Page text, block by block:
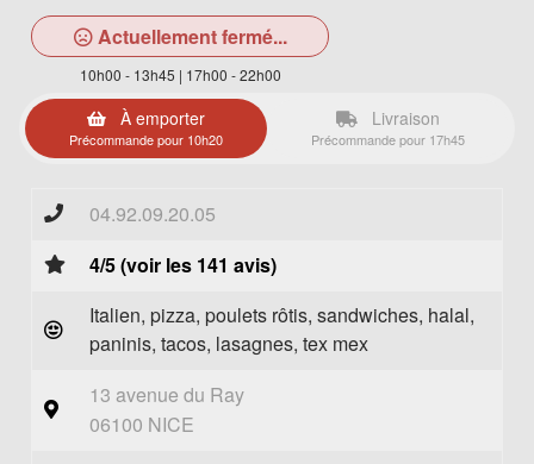
Actuellement fermé...
10h00 - 13h45 | 17h00 - 22h00
À emporter
Précommande pour 10h20
Livraison
Précommande pour 17h45
04.92.09.20.05
4/5 (voir les 141 avis)
Italien, pizza, poulets rôtis, sandwiches, halal,
paninis, tacos, lasagnes, tex mex
13 avenue du Ray
06100 NICE